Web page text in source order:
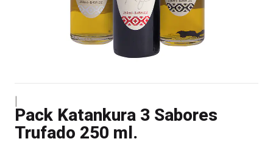
Pack Katankura 3 Sabores
Trufado 250 ml.